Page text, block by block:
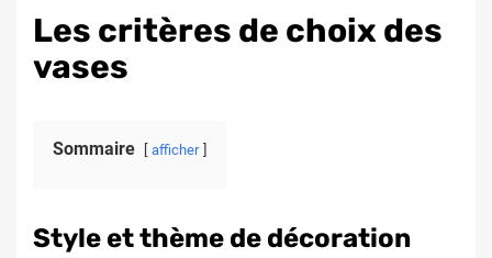
Les critères de choix des
vases
Sommaire afficher
Style et thème de décoration